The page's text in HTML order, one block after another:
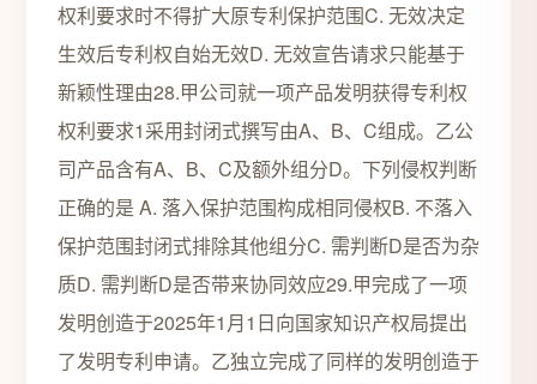
权利要求时不得扩大原专利保护范围C. 无效决定
生效后专利权自始无效D. 无效宣告请求只能基于
新颖性理由28.甲公司就一项产品发明获得专利权
权利要求1采用封闭式撰写由A、B、C组成。乙公
司产品含有A、B、C及额外组分D。下列侵权判断
正确的是 A. 落入保护范围构成相同侵权B. 不落入
保护范围封闭式排除其他组分C. 需判断D是否为杂
质D. 需判断D是否带来协同效应29.甲完成了一项
发明创造于2025年1月1日向国家知识产权局提出
了发明专利申请。乙独立完成了同样的发明创造于